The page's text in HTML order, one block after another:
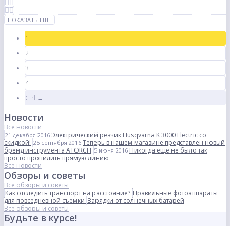
ПОКАЗАТЬ ЕЩЁ
1
2
3
4
Ctrl →
Новости
Все новости
21 декабря 2016 Электрический резчик Husqvarna K 3000 Electric со
скидкой! 25 сентября 2016 Теперь в нашем магазине представлен новый
бренд инструмента ATORCH 5 июня 2016 Никогда еще не было так
просто пропилить прямую линию
Все новости
Обзоры и советы
Все обзоры и советы
Как отследить транспорт на расстояние? Правильные фотоаппараты
для повседневной съемки Зарядки от солнечных батарей
Все обзоры и советы
Будьте в курсе!